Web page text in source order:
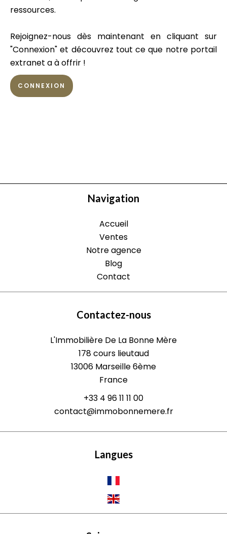
ressources.
Rejoignez-nous dès maintenant en cliquant sur
"Connexion" et découvrez tout ce que notre portail
extranet a à offrir !
CONNEXION
Navigation
Accueil
Ventes
Notre agence
Blog
Contact
Contactez-nous
L'Immobilière De La Bonne Mère
178 cours lieutaud
13006 Marseille 6ème
France
+33 4 96 11 11 00
contact@immobonnemere.fr
Langues